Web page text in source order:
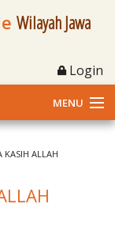
Wilayah Jawa
Login
MENU
KASIH ALLAH